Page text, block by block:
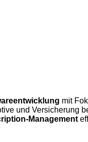
mit
und Versicherung
Management